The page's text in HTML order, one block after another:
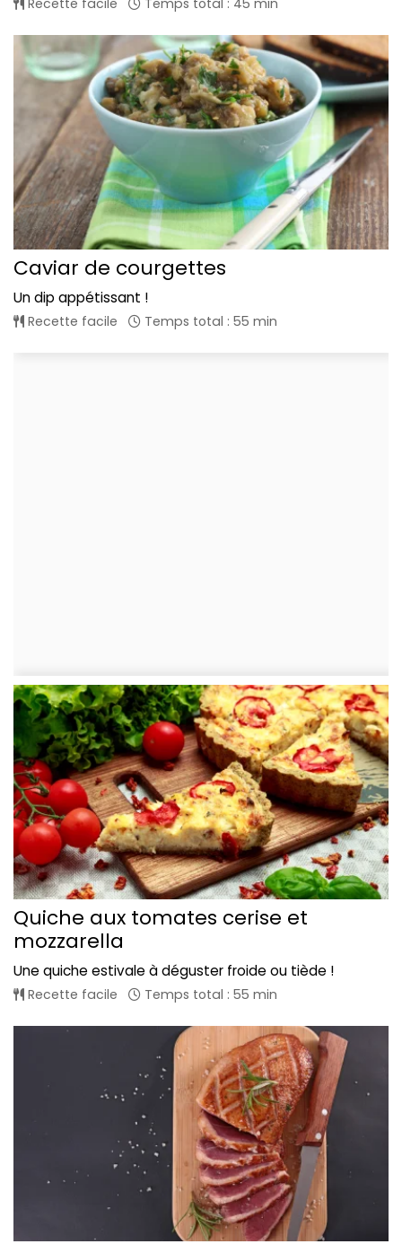
Caviar de courgettes
Un dip appétissant !
Recette facile Temps total : 55 min
Quiche aux tomates cerise et
mozzarella
Une quiche estivale à déguster froide ou tiède !
Recette facile Temps total : 55 min